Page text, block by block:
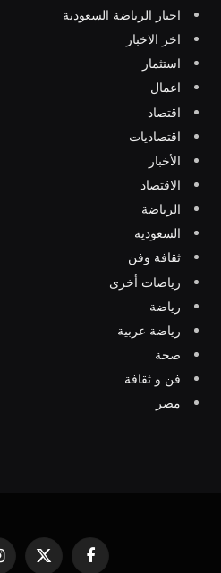
اخبار الرياضة السعودية
اخر الاخبار
استثمار
اعمال
اقتصاد
اقتصاديات
الأخبار
الاقتصاد
الرياضة
السعودية
ثقافة وفن
رياضات أخرى
رياضة
رياضة عربية
صحة
فن و ثقافة
مصر
فيسبوك
X